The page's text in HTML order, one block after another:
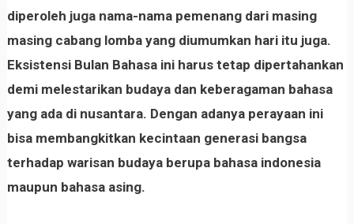
diperoleh juga nama-nama pemenang dari masing
masing cabang lomba yang diumumkan hari itu juga.
Eksistensi Bulan Bahasa ini harus tetap dipertahankan
demi melestarikan budaya dan keberagaman bahasa
yang ada di nusantara. Dengan adanya perayaan ini
bisa membangkitkan kecintaan generasi bangsa
terhadap warisan budaya berupa bahasa indonesia
maupun bahasa asing.